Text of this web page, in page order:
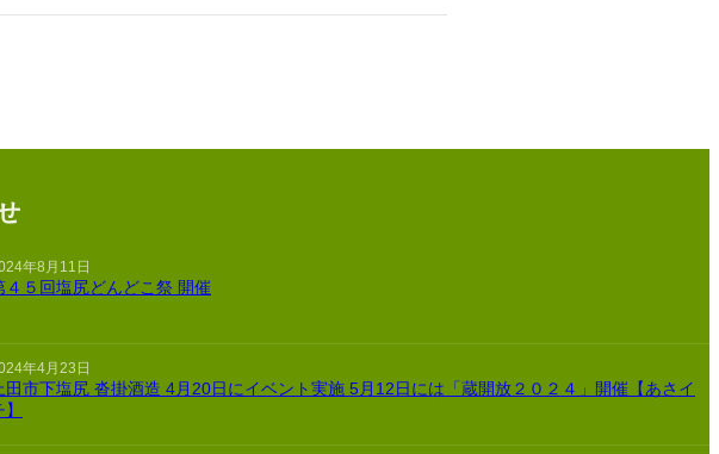
年8月11日
４５回塩尻どんどこ祭 開催
年4月23日
田市下塩尻 沓掛酒造 4月20日にイベント実施 5月12日には「蔵開放２０２４」開催【あさイ